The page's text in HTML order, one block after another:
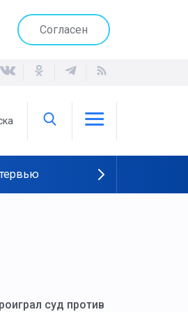
Согласен
суд против